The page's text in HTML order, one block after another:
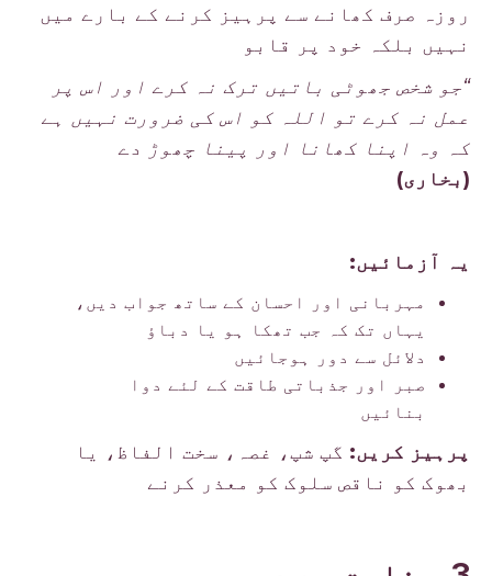
روزہ صرف کھانے سے پرہیز کرنے کے بارے میں
نہیں بلکہ خود پر قابو
“جو شخص جھوٹی باتیں ترک نہ کرے اور اس پر
عمل نہ کرے تو اللہ کو اس کی ضرورت نہیں ہے
کہ وہ اپنا کھانا اور پینا چھوڑ دے
(بخاری)
یہ آزمائیں:
مہربانی اور احسان کے ساتھ جواب دیں،
یہاں تک کہ جب تھکا ہو یا دباؤ
دلائل سے دور ہوجائیں
صبر اور جذباتی طاقت کے لئے دوا
بنائیں
پرہیز کریں:گپ شپ، غصہ، سخت الفاظ، یا
بھوک کو ناقص سلوک کو معذر کرنے